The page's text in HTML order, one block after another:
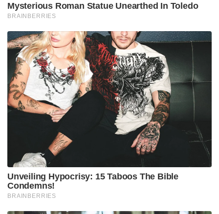
Mysterious Roman Statue Unearthed In Toledo
BRAINBERRIES
Unveiling Hypocrisy: 15 Taboos The Bible
Condemns!
BRAINBERRIES